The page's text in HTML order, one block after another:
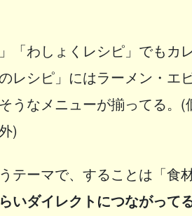
「わしょくレシピ」でもカ
レシピ」にはラーメン・エ
うなメニューが揃ってる。
)
テーマで、することは「食
いダイレクトにつながって